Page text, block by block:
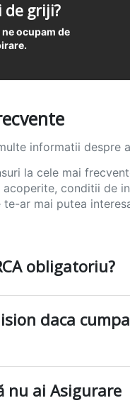
de griji?
ocupam de
informatii despre
la cele mai
conditii de
ar mai putea
obligatoriu?
daca
nu ai Asigurare